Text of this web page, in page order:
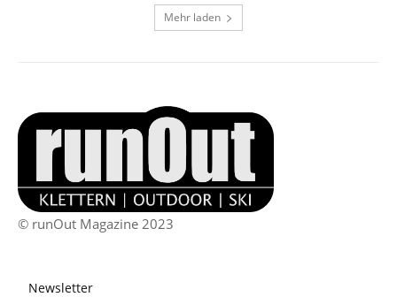
Mehr laden
© runOut Magazine 2023
Newsletter